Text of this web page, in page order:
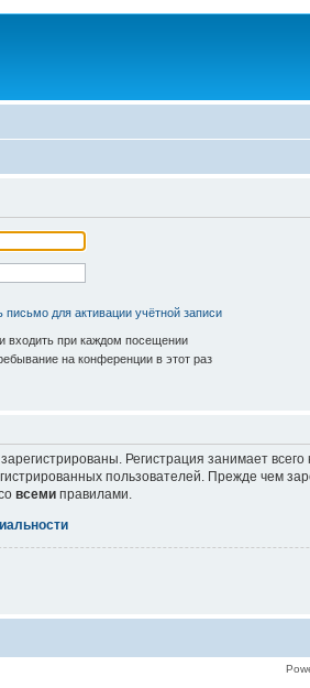
письмо для активации учётной записи
входить при каждом посещении
на конференции в этот раз
Регистрация занимает
пользователей. Прежде чем
всеми правилами.